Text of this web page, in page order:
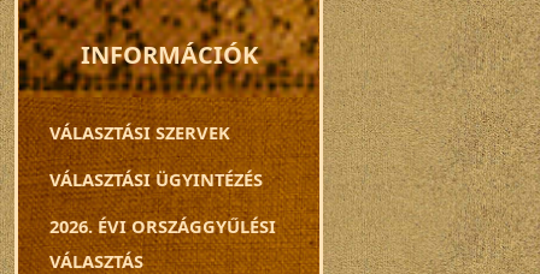
INFORMÁCIÓK
VÁLASZTÁSI SZERVEK
VÁLASZTÁSI ÜGYINTÉZÉS
2026. ÉVI ORSZÁGGYŰLÉSI
VÁLASZTÁS